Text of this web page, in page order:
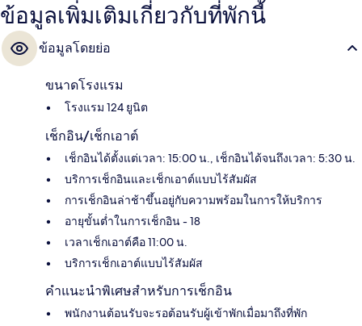
ข้อมูลเพิ่มเติมเกี่ยวกับที่พักนี้
ข้อมูลโดยย่อ
ขนาดโรงแรม
โรงแรม 124 ยูนิต
เช็กอิน/เช็กเอาต์
เช็กอินได้ตั้งแต่เวลา: 15:00 น., เช็กอินได้จนถึงเวลา: 5:30 น.
บริการเช็กอินและเช็กเอาต์แบบไร้สัมผัส
การเช็กอินล่าช้าขึ้นอยู่กับความพร้อมในการให้บริการ
อายุขั้นต่ำในการเช็กอิน - 18
เวลาเช็กเอาต์คือ 11:00 น.
บริการเช็กเอาต์แบบไร้สัมผัส
คำแนะนำพิเศษสำหรับการเช็กอิน
พนักงานต้อนรับจะรอต้อนรับผู้เข้าพักเมื่อมาถึงที่พัก